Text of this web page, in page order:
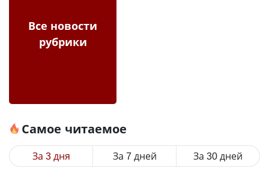
Все новости
рубрики
Самое читаемое
За 3 дня За 7 дней За 30 дней